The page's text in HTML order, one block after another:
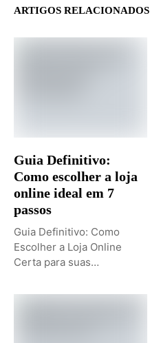
ARTIGOS RELACIONADOS
Guia Definitivo:
Como escolher a loja
online ideal em 7
passos
Guia Definitivo: Como
Escolher a Loja Online
Certa para suas